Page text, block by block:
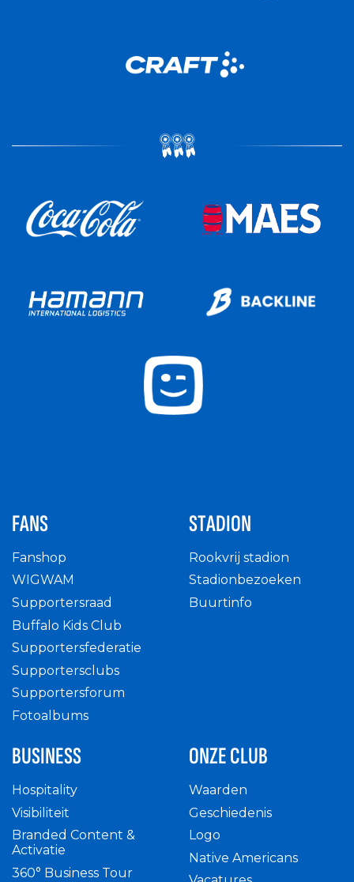
FANS
Fanshop
WIGWAM
Supportersraad
Buffalo Kids Club
Supportersfederatie
Supportersclubs
Supportersforum
Fotoalbums
STADION
Rookvrij stadion
Stadionbezoeken
Buurtinfo
BUSINESS
Hospitality
Visibiliteit
Branded Content &
Activatie
360° Business Tour
ONZE CLUB
Waarden
Geschiedenis
Logo
Native Americans